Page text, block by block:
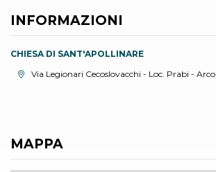
INFORMAZIONI
CHIESA DI SANT'APOLLINARE
Località:Via Legionari Cecoslovacchi - Loc. Prabi - Arco
MAPPA